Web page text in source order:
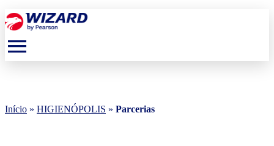
menu
Início » HIGIENÓPOLIS » Parcerias